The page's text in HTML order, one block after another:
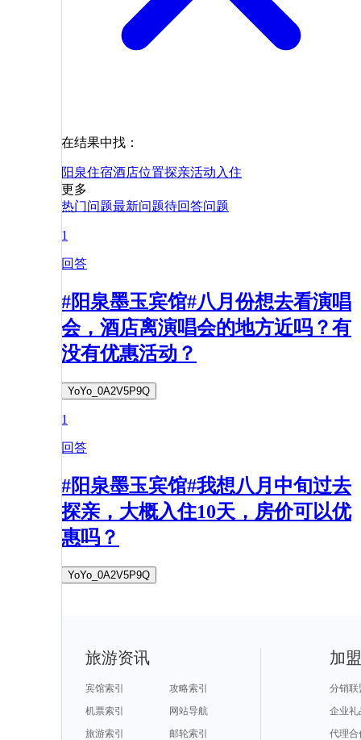
在结果中找：
阳泉住宿酒店位置探亲活动 入住
更多
热门问题最新问题待回答问题
1
回答
#阳泉墨玉宾馆#八月份想去看演唱
会，酒店离演唱会的地方近吗？有
没有优惠活动？
YoYo_0A2V5P9Q
1
回答
#阳泉墨玉宾馆#我想八月中旬过去
探亲，大概入住10天，房价可以优
惠吗？
YoYo_0A2V5P9Q
旅游资讯
宾馆索引
攻略索引
机票索引
网站导航
旅游索引
邮轮索引
加
分销联
企业礼
代理合